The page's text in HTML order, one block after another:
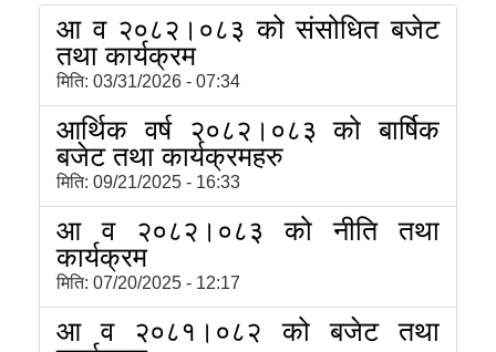
आ व २०८२।०८३ को संसोधित बजेट
तथा कार्यक्रम
मिति: 03/31/2026 - 07:34
आर्थिक वर्ष २०८२।०८३ को बार्षिक
बजेट तथा कार्यक्रमहरु
मिति: 09/21/2025 - 16:33
आ व २०८२।०८३ को नीति तथा
कार्यक्रम
मिति: 07/20/2025 - 12:17
आ व २०८१।०८२ को बजेट तथा